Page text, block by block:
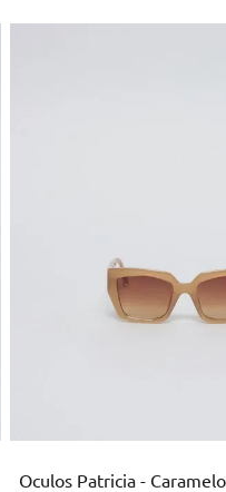
Oculos Patricia - Caramelo